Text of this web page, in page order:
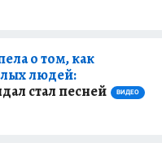
о том, как
людей:
стал песней
ВИДЕО